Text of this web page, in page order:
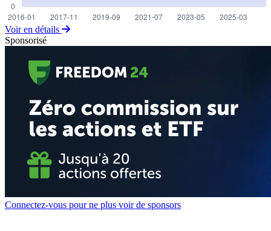
Voir en détails
Sponsorisé
Connectez-vous pour ne plus voir de sponsors